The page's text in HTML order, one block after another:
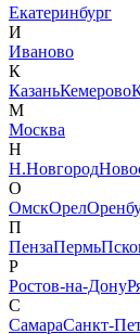
Екатеринбург
И
Иваново
К
КазаньКемерово
М
Москва
Н
Н.Новгород
О
ОмскОрел
П
ПензаПермь
Р
Ростов-на-Дону
С
СамараСанкт-